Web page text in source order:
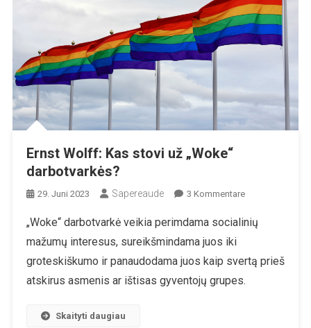
Ernst Wolff: Kas stovi už „Woke“
darbotvarkės?
29. Juni 2023 Sapereaude 3 KommentareZu
Wolff:
Stovi
„Woke“ darbotvarkė veikia perimdama socialinių
mažumų interesus, sureikšmindama juos iki
groteskiškumo ir panaudodama juos kaip svertą prieš
atskirus asmenis ar ištisas gyventojų grupes.
Skaityti daugiau